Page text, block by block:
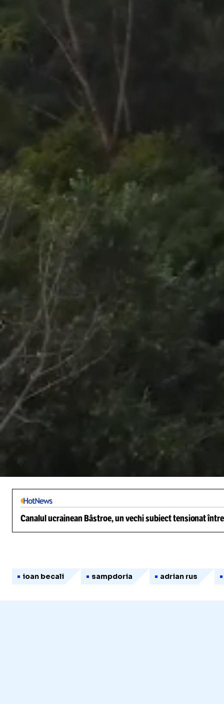
Canalul ucrainean Bâstroe, un vechi subiect tensionat
ioan becali sampdoria adrian rus